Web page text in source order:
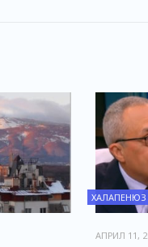
ХАЛАПЕНЮЗ
АПРИЛ 11,